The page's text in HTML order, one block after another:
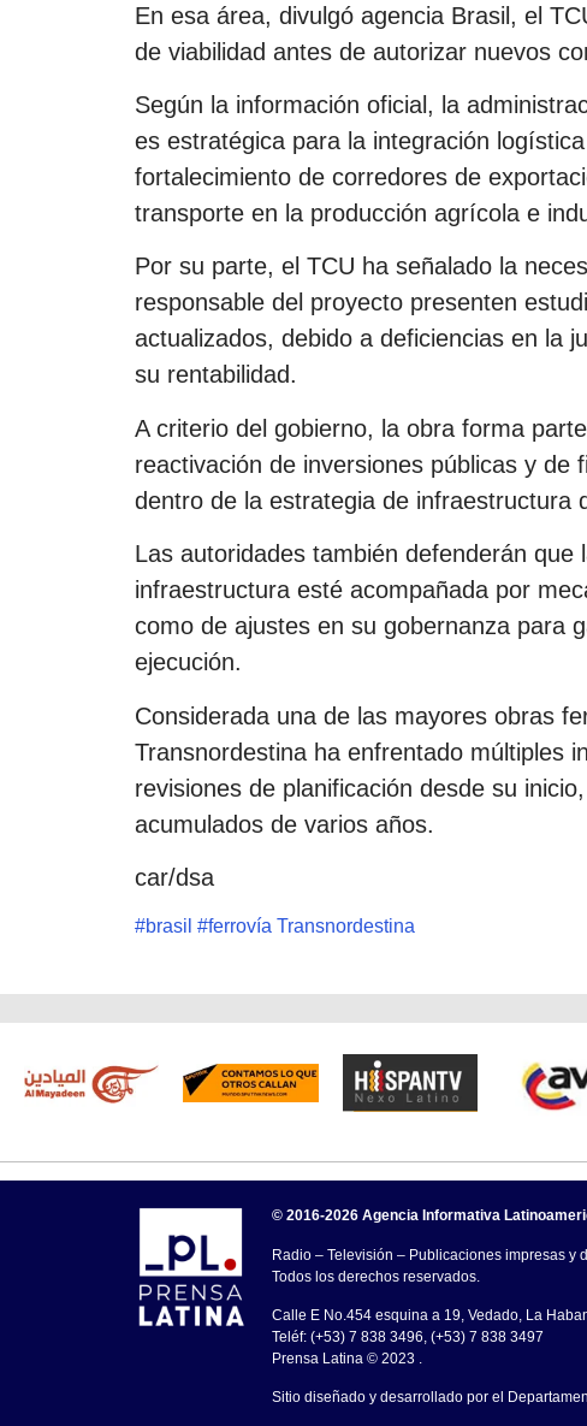
En esa área, divulgó agencia Brasil, el
de viabilidad antes de autorizar nuevos
Según la información oficial, la
es estratégica para la integración
fortalecimiento de corredores de
transporte en la producción agrícola e
Por su parte, el TCU ha señalado la
responsable del proyecto presenten
actualizados, debido a deficiencias en la
su rentabilidad.
A criterio del gobierno, la obra forma
reactivación de inversiones públicas y de
dentro de la estrategia de infraestructura
Las autoridades también defenderán que
infraestructura esté acompañada por
como de ajustes en su gobernanza para
ejecución.
Considerada una de las mayores obras
Transnordestina ha enfrentado múltiples
revisiones de planificación desde su
acumulados de varios años.
car/dsa
#brasil #ferrovía Transnordestina
© 2016-2026 Agencia Informativa
Radio – Televisión – Publicaciones impresas y
Todos los derechos reservados.
Calle E No.454 esquina a 19, Vedado, La
Teléf: (+53) 7 838 3496, (+53) 7 838 3497
Prensa Latina © 2023 .
Sitio diseñado y desarrollado por el